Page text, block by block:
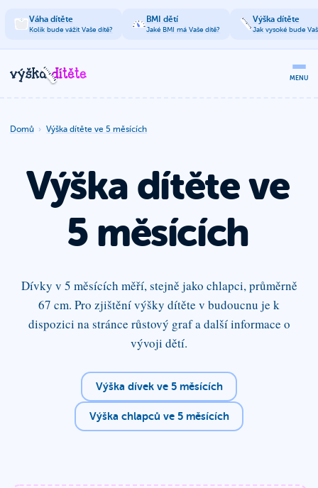
Váha dítěte
Kolik bude vážit Vaše dítě?
BMI dětí
Jaké BMI má Vaše dítě?
Výška dítěte
Jak vysoké bude
MENU
Domů Výška dítěte ve 5 měsících
Výška dítěteve
5 měsících
Dívky v 5 měsících měří, stejně jako chlapci, průměrně
67 cm. Pro zjištění výšky dítěte v budoucnu je k
dispozici na stránce růstový graf a další informace o
vývoji dětí.
Výška dívek ve 5 měsících
Výška chlapců ve 5 měsících